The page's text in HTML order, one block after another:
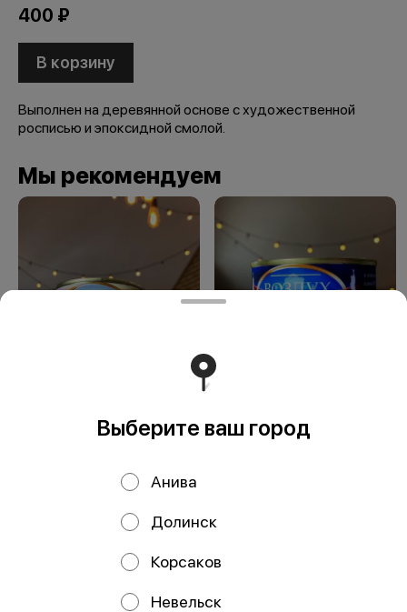
400 ₽
В корзину
Выполнен на деревянной основе с художественной
росписью и эпоксидной смолой.
Мы рекомендуем
ООО Мегаберезка. ком
693005, Сахалинская область, г. Южно-Сахалинск, ул.
Карпатская, д.9, каб.11 ИНН 6501305928 КПП 650101001
Выберите ваш город
Анива
Долинск
Корсаков
Невельск